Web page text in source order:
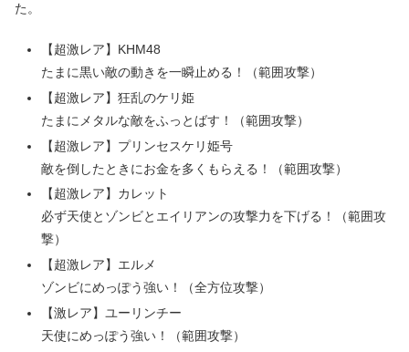
た。
【超激レア】KHM48
たまに黒い敵の動きを一瞬止める！（範囲攻撃）
【超激レア】狂乱のケリ姫
たまにメタルな敵をふっとばす！（範囲攻撃）
【超激レア】プリンセスケリ姫号
敵を倒したときにお金を多くもらえる！（範囲攻撃）
【超激レア】カレット
必ず天使とゾンビとエイリアンの攻撃力を下げる！（範囲攻
撃）
【超激レア】エルメ
ゾンビにめっぽう強い！（全方位攻撃）
【激レア】ユーリンチー
天使にめっぽう強い！（範囲攻撃）